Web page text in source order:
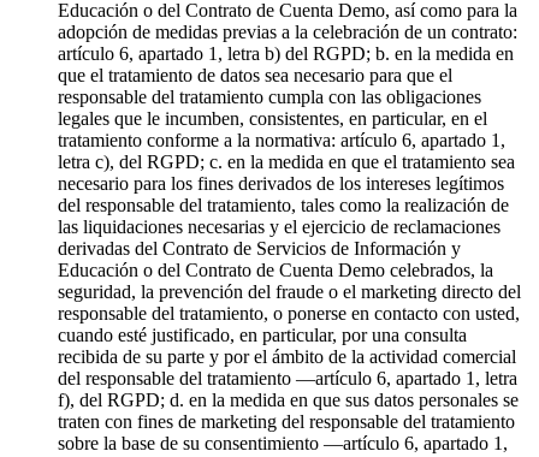
Educación o del Contrato de Cuenta Demo, así como para la
adopción de medidas previas a la celebración de un contrato:
artículo 6, apartado 1, letra b) del RGPD; b. en la medida en
que el tratamiento de datos sea necesario para que el
responsable del tratamiento cumpla con las obligaciones
legales que le incumben, consistentes, en particular, en el
tratamiento conforme a la normativa: artículo 6, apartado 1,
letra c), del RGPD; c. en la medida en que el tratamiento sea
necesario para los fines derivados de los intereses legítimos
del responsable del tratamiento, tales como la realización de
las liquidaciones necesarias y el ejercicio de reclamaciones
derivadas del Contrato de Servicios de Información y
Educación o del Contrato de Cuenta Demo celebrados, la
seguridad, la prevención del fraude o el marketing directo del
responsable del tratamiento, o ponerse en contacto con usted,
cuando esté justificado, en particular, por una consulta
recibida de su parte y por el ámbito de la actividad comercial
del responsable del tratamiento —artículo 6, apartado 1, letra
f), del RGPD; d. en la medida en que sus datos personales se
traten con fines de marketing del responsable del tratamiento
sobre la base de su consentimiento —artículo 6, apartado 1,